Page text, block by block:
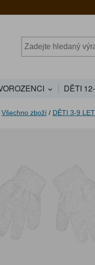
DĚTI
Všechno zboží / DĚTI 3-9 LET